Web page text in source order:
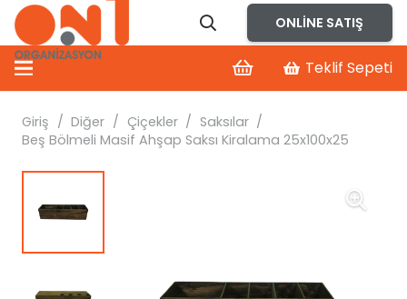
ONLINE SATIŞ
Teklif Sepeti
Giriş / Diğer / Çiçekler / Saksılar /
Beş Bölmeli Masif Ahşap Saksı Kiralama 25x100x25